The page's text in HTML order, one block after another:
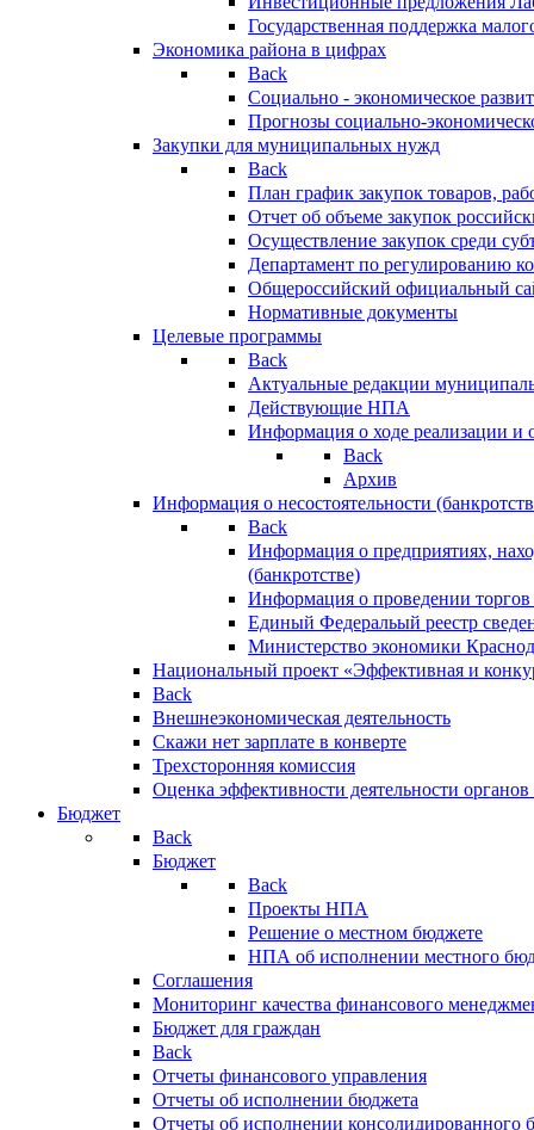
Государственная поддержка
Экономика района в цифрах
Back
Социально - экономическое
Прогнозы социально-
Закупки для муниципальных нужд
Back
План график закупок товаров,
Отчет об объеме закупок
Осуществление закупок среди
Департамент по регулированию
Общероссийский официальный
Нормативные документы
Целевые программы
Back
Актуальные редакции
Действующие НПА
Информация о ходе реализации
Back
Архив
Информация о несостоятельности
Back
Информация о предприятиях,
(банкротстве)
Информация о проведении
Единый Федеральый реестр
Министерство экономики
Национальный проект «Эффективная и
Back
Внешнеэкономическая деятельность
Скажи нет зарплате в конверте
Трехсторонняя комиссия
Оценка эффективности деятельности
Бюджет
Back
Бюджет
Back
Проекты НПА
Решение о местном бюджете
НПА об исполнении местного
Соглашения
Мониторинг качества финансового
Бюджет для граждан
Back
Отчеты финансового управления
Отчеты об исполнении бюджета
Отчеты об исполнении консолидированного